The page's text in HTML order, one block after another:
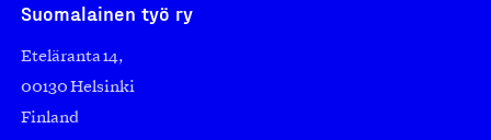
Suomalainen työ ry
Eteläranta 14,
00130 Helsinki
Finland